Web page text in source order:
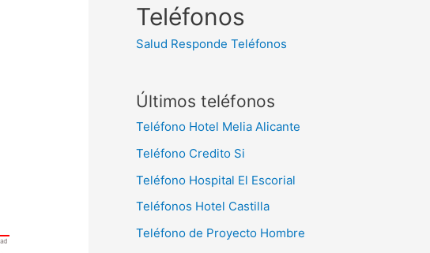
c
Teléfonos
Salud Responde Teléfonos
Últimos teléfonos
Teléfono Hotel Melia Alicante
Teléfono Credito Si
Teléfono Hospital El Escorial
Teléfonos Hotel Castilla
Teléfono de Proyecto Hombre